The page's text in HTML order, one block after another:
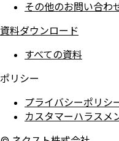
その他のお問い合わ
資料ダウンロード
すべての資料
ポリシー
プライバシーポリシ
カスタマーハラスメ